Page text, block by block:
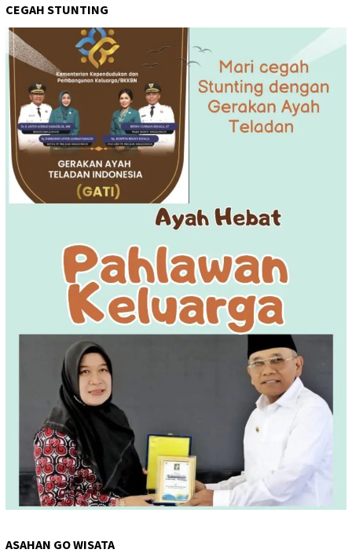
CEGAH STUNTING
ASAHAN GO WISATA